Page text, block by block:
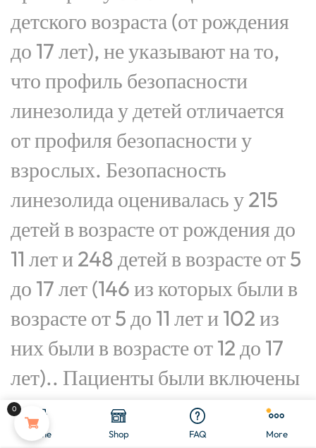
детского возраста (от рождения
до 17 лет), не указывают на то,
что профиль безопасности
линезолида у детей отличается
от профиля безопасности у
взрослых. Безопасность
линезолида оценивалась у 215
детей в возрасте от рождения до
11 лет и 248 детей в возрасте от 5
до 17 лет (146 из которых были в
возрасте от 5 до 11 лет и 102 из
них были в возрасте от 12 до 17
лет).. Пациенты были включены
в два активных контролируемых
клинических исследования фазы
Home Shop FAQ More
0